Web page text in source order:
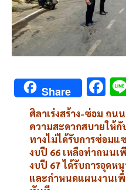
Share F
ac
e
b
o
o
ศิลาเร่งสร้าง-ซ่อม ถน
ความสะดวกสบายให้
ทางไม่ได้รับการซ่อม
งบปี 66 เหลือทำถนน
งบปี 67 ได้รับการอุดห
และกำหนดแผนงานเ